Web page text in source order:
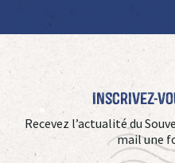
Inscrivez-
Recevez l’actualité du
mail une